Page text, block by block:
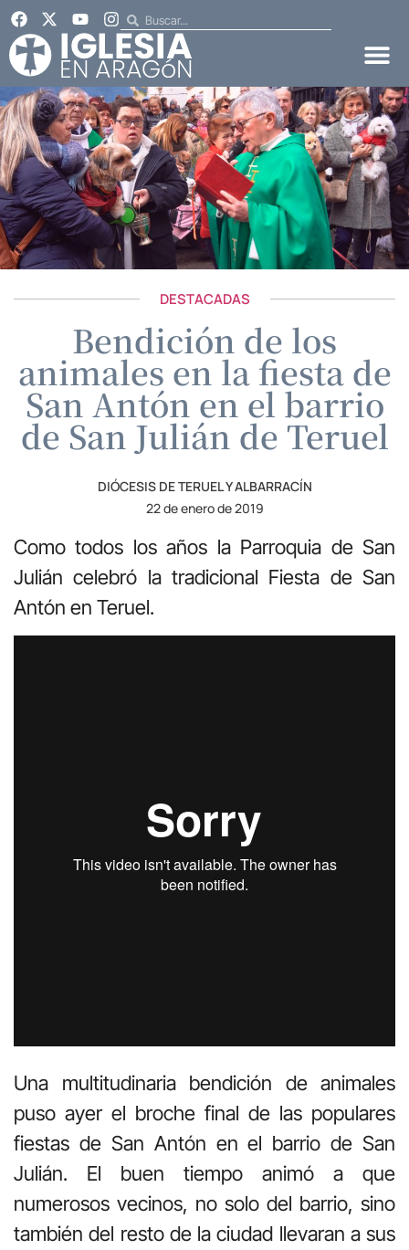
DESTACADAS
Bendición de los
animales en la fiesta de
San Antón en el barrio
de San Julián de Teruel
DIÓCESIS DE TERUEL Y ALBARRACÍN
22 de enero de 2019
Como todos los años la Parroquia de San
Julián celebró la tradicional Fiesta de San
Antón en Teruel.
Una multitudinaria bendición de animales
puso ayer el broche final de las populares
fiestas de San Antón en el barrio de San
Julián. El buen tiempo animó a que
numerosos vecinos, no solo del barrio, sino
también del resto de la ciudad llevaran a sus